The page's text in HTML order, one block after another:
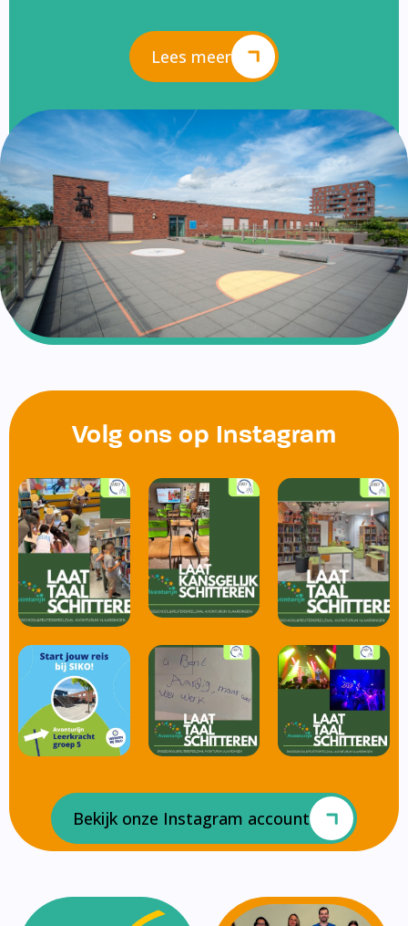
Lees meer
Volg ons op Instagram
Bekijk onze Instagram account